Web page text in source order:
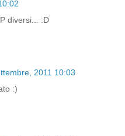
diversi... :D
2011 10:03
:)